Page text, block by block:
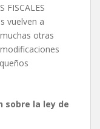
FISCALES
vuelven a
otras
sobre la ley de